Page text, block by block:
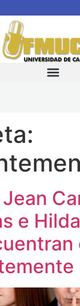
Jean
e